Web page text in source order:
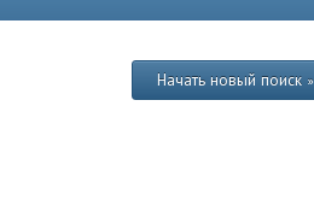
Начать новый поиск »